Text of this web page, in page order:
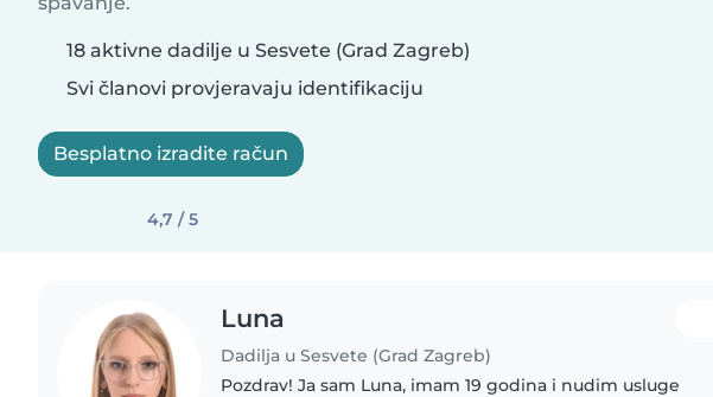
18 aktivne dadilje u Sesvete (Grad Zagreb)
Svi članovi provjeravaju identifikaciju
Besplatno izradite račun
4,7 / 5
Luna
Dadilja u Sesvete (Grad Zagreb)
Pozdrav! Ja sam Luna, imam 19 godina i nudim usluge